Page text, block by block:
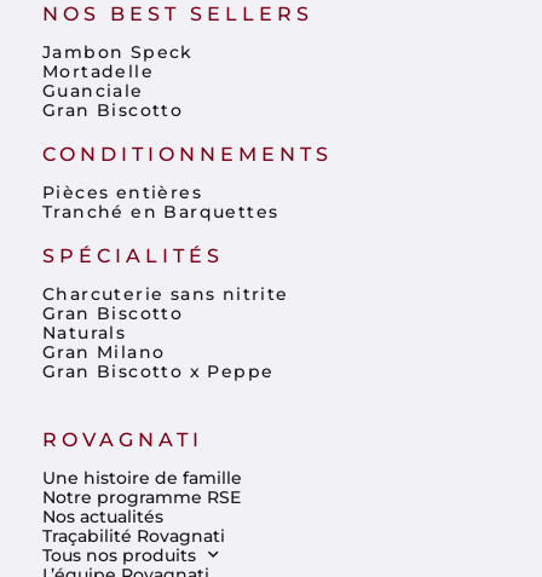
NOS BEST SELLERS
Jambon Speck
Mortadelle
Guanciale
Gran Biscotto
CONDITIONNEMENTS
Pièces entières
Tranché en Barquettes
SPÉCIALITÉS
Charcuterie sans nitrite
Gran Biscotto
Naturals
Gran Milano
Gran Biscotto x Peppe
ROVAGNATI
Une histoire de famille
Notre programme RSE
Nos actualités
Traçabilité Rovagnati
Tous nos produits